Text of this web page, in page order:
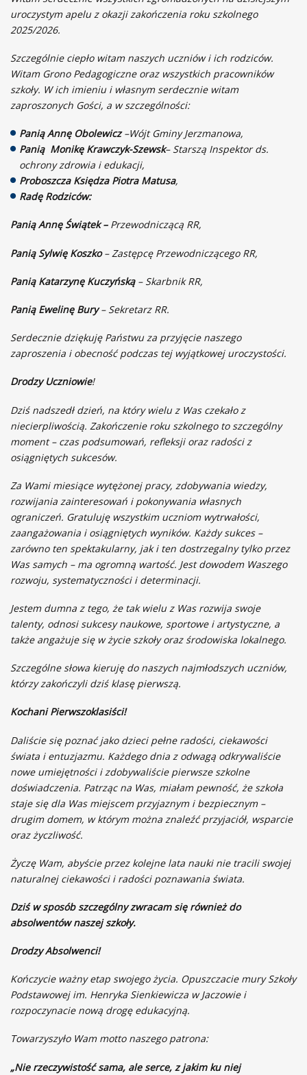
uroczystym apelu z okazji zakończenia roku szkolnego
2025/2026.
Szczególnie ciepło witam naszych uczniów i ich rodziców.
Witam Grono Pedagogiczne oraz wszystkich pracowników
szkoły. W ich imieniu i własnym serdecznie witam
zaproszonych Gości, a w szczególności:
Panią Annę Obolewicz–Wójt Gminy Jerzmanowa,
Panią Monikę Krawczyk-Szewsk– Starszą Inspektor ds.
ochrony zdrowia i edukacji,
Proboszcza Księdza Piotra Matusa,
Radę Rodziców:
Panią Annę Świątek – Przewodniczącą RR,
Panią Sylwię Koszko– Zastępcę Przewodniczącego RR,
Panią Katarzynę Kuczyńską– Skarbnik RR,
Panią Ewelinę Bury– Sekretarz RR.
Serdecznie dziękuję Państwu za przyjęcie naszego
zaproszenia i obecność podczas tej wyjątkowej uroczystości.
Drodzy Uczniowie!
Dziś nadszedł dzień, na który wielu z Was czekało z
niecierpliwością. Zakończenie roku szkolnego to szczególny
moment – czas podsumowań, refleksji oraz radości z
osiągniętych sukcesów.
Za Wami miesiące wytężonej pracy, zdobywania wiedzy,
rozwijania zainteresowań i pokonywania własnych
ograniczeń. Gratuluję wszystkim uczniom wytrwałości,
zaangażowania i osiągniętych wyników. Każdy sukces –
zarówno ten spektakularny, jak i ten dostrzegalny tylko przez
Was samych – ma ogromną wartość. Jest dowodem Waszego
rozwoju, systematyczności i determinacji.
Jestem dumna z tego, że tak wielu z Was rozwija swoje
talenty, odnosi sukcesy naukowe, sportowe i artystyczne, a
także angażuje się w życie szkoły oraz środowiska lokalnego.
Szczególne słowa kieruję do naszych najmłodszych uczniów,
którzy zakończyli dziś klasę pierwszą.
Kochani Pierwszoklasiści!
Daliście się poznać jako dzieci pełne radości, ciekawości
świata i entuzjazmu. Każdego dnia z odwagą odkrywaliście
nowe umiejętności i zdobywaliście pierwsze szkolne
doświadczenia. Patrząc na Was, miałam pewność, że szkoła
staje się dla Was miejscem przyjaznym i bezpiecznym –
drugim domem, w którym można znaleźć przyjaciół, wsparcie
oraz życzliwość.
Życzę Wam, abyście przez kolejne lata nauki nie tracili swojej
naturalnej ciekawości i radości poznawania świata.
Dziś w sposób szczególny zwracam się również do
absolwentów naszej szkoły.
Drodzy Absolwenci!
Kończycie ważny etap swojego życia. Opuszczacie mury Szkoły
Podstawowej im. Henryka Sienkiewicza w Jaczowie i
rozpoczynacie nową drogę edukacyjną.
Towarzyszyło Wam motto naszego patrona:
„Nie rzeczywistość sama, ale serce, z jakim ku niej